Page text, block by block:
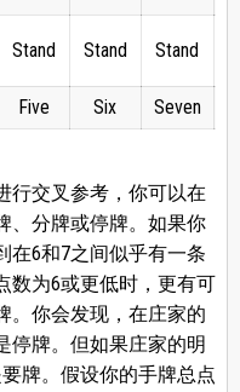
Stand Stand Stand
Five Six Seven
行交叉参考，你可以在
、分牌或停牌。如果你
在6和7之间似乎有一条
数为6或更低时，更有可
。你会发现，在庄家的
停牌。但如果庄家的明
牌。假设你的手牌总点